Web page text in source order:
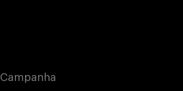
Campanha